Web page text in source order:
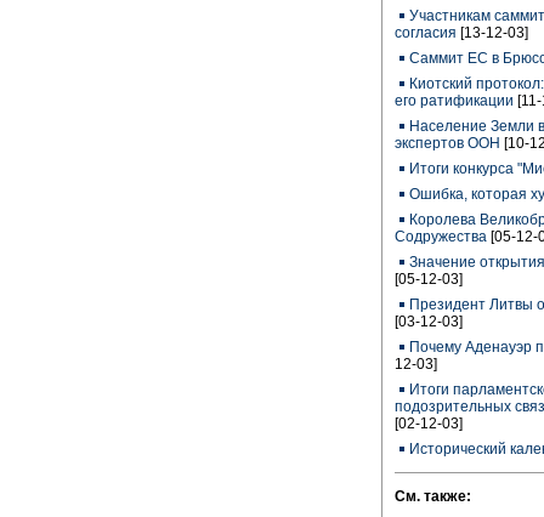
Участникам
согласия [13-12-03]
Саммит ЕС в
Киотский
его ратификации
Население Земли
экспертов ООН [10-
Итоги конкурса
Ошибка, которая
Королева
Содружества [05-12-
Значение
[05-12-03]
Президент Литвы
[03-12-03]
Почему Аденауэр
12-03]
Итоги
подозрительных
[02-12-03]
Исторический
См. также: